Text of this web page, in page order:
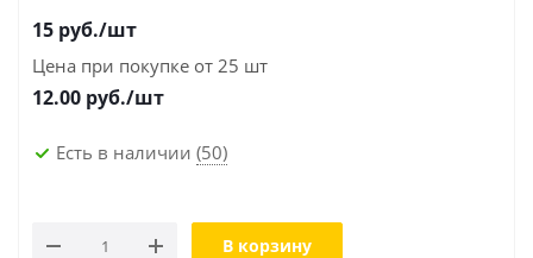
15 руб./шт
Цена при покупке от 25 шт
12.00 руб./шт
Есть в наличии (50)
В корзину